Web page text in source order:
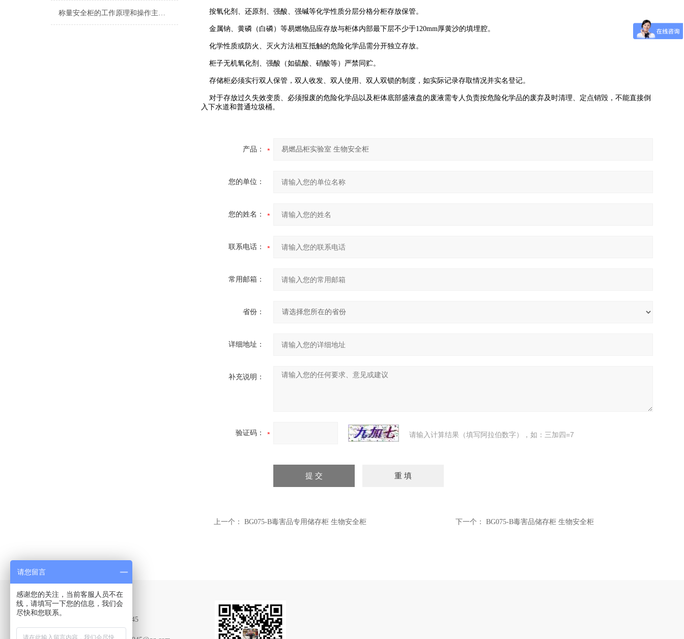
称量安全柜的工作原理和操作主要注意事项 按氧化剂、还原剂、强酸、强碱等化学性质分层分格分柜存放保管。
金属钠、黄磷（白磷）等易燃物品应存放与柜体内部最下层不少于120mm厚黄沙的填埋腔。
化学性质或防火、灭火方法相互抵触的危险化学品需分开独立存放。
柜子无机氧化剂、强酸（如硫酸、硝酸等）严禁同贮。
存储柜必须实行双人保管，双人收发、双人使用、双人双锁的制度，如实际记录存取情况并实名登记。
对于存放过久失效变质、必须报废的危险化学品以及柜体底部盛液盘的废液需专人负责按危险化学品的废弃及时清理、定点销毁，不能直接倒
入下水道和普通垃圾桶。
产品：
您的单位：
您的姓名：
联系电话：
常用邮箱：
省份：
详细地址：
补充说明：
验证码： 请输入计算结果（填写阿拉伯数字），如：三加四=7
上一个： BG075-B毒害品专用储存柜 生物安全柜 下一个： BG075-B毒害品储存柜 生物安全柜
Contact Us
联系QQ：2015669945
请您留言
感谢您的关注，当前客服人员不在
线，请填写一下您的信息，我们会
尽快和您联系。